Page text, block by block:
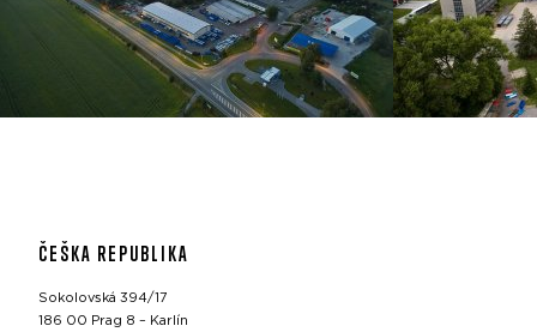
ČEŠKA REPUBLIKA
Sokolovská 394/17
186 00 Prag 8 – Karlín